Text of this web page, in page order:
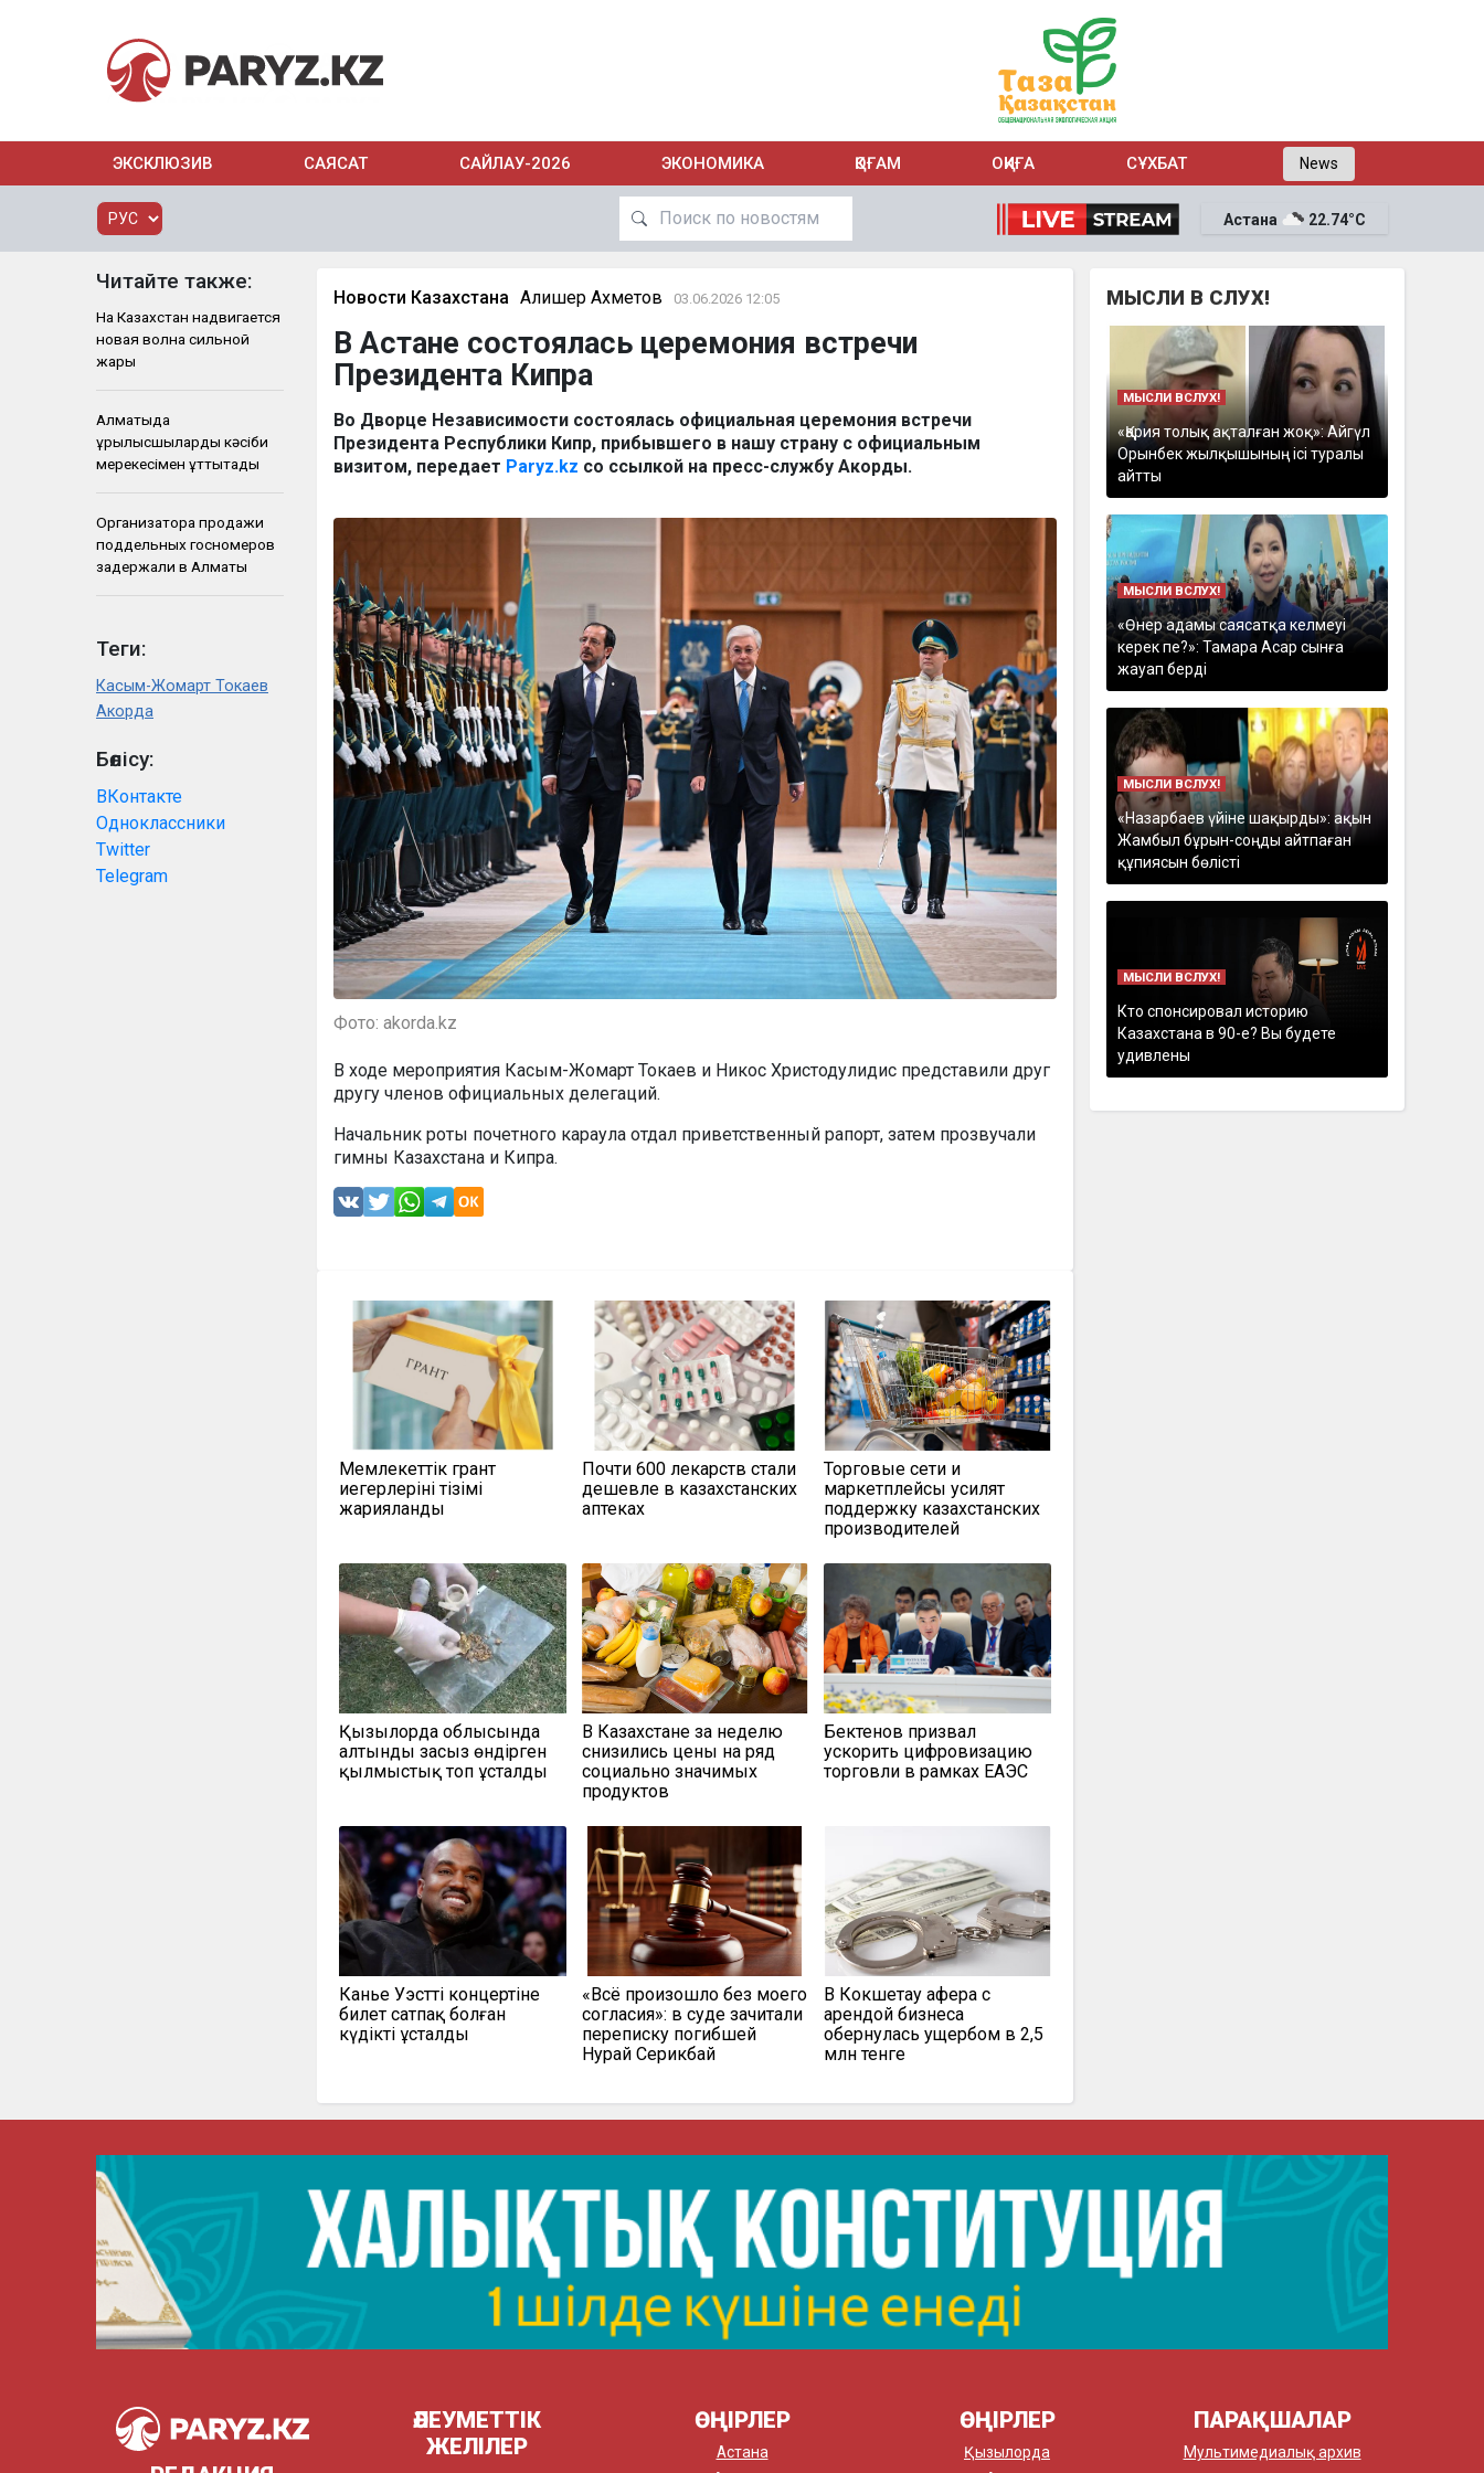
ЭКСКЛЮЗИВ САЯСАТ САЙЛАУ-2026 ЭКОНОМИКА ҚОҒАМ ОҚИҒА СҰХБАТ News
Астана 22.74°C
Читайте также:
На Казахстан надвигается
новая волна сильной
жары
Алматыда
құрылысшыларды кәсіби
мерекесімен құттықтады
Организатора продажи
поддельных госномеров
задержали в Алматы
Теги:
Касым-Жомарт Токаев
Акорда
Бөлісу:
ВКонтакте
Одноклассники
Twitter
Telegram
Новости Казахстана Алишер Ахметов 03.06.2026 12:05
В Астане состоялась церемония встречи
Президента Кипра
Во Дворце Независимости состоялась официальная церемония встречи
Президента Республики Кипр, прибывшего в нашу страну с официальным
визитом, передает Paryz.kz со ссылкой на пресс-службу Акорды.
Фото: akorda.kz
В ходе мероприятия Касым-Жомарт Токаев и Никос Христодулидис представили друг
другу членов официальных делегаций.
Начальник роты почетного караула отдал приветственный рапорт, затем прозвучали
гимны Казахстана и Кипра.
Мемлекеттік грант
иегерлерінің тізімі
жарияланды
Почти 600 лекарств стали
дешевле в казахстанских
аптеках
Торговые сети и
маркетплейсы усилят
поддержку казахстанских
производителей
Қызылорда облысында
алтынды заңсыз өндірген
қылмыстық топ ұсталды
В Казахстане за неделю
снизились цены на ряд
социально значимых
продуктов
Бектенов призвал
ускорить цифровизацию
торговли в рамках ЕАЭС
Канье Уэсттің концертіне
билет сатпақ болған
күдікті ұсталды
«Всё произошло без моего
согласия»: в суде зачитали
переписку погибшей
Нурай Серикбай
В Кокшетау афера с
арендой бизнеса
обернулась ущербом в 2,5
млн тенге
МЫСЛИ В СЛУХ!
МЫСЛИ ВСЛУХ!
«Қария толық ақталған жоқ»: Айгүл
Орынбек жылқышының ісі туралы
айтты
МЫСЛИ ВСЛУХ!
«Өнер адамы саясатқа келмеуі
керек пе?»: Тамара Асар сынға
жауап берді
МЫСЛИ ВСЛУХ!
«Назарбаев үйіне шақырды»: ақын
Жамбыл бұрын-соңды айтпаған
құпиясын бөлісті
МЫСЛИ ВСЛУХ!
Кто спонсировал историю
Казахстана в 90-е? Вы будете
удивлены
ӘЛЕУМЕТТІК
ЖЕЛІЛЕР
ӨҢІРЛЕР
Астана
ӨҢІРЛЕР
Қызылорда
ПАРАҚШАЛАР
Мультимедиалық архив